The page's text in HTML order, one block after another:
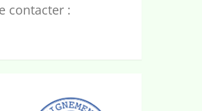
contacter :